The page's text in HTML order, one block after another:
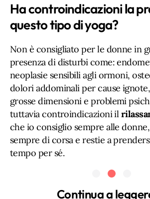
Ha controindicazioni la
questo tipo di yoga?
Non è consigliato per le donne in
presenza di disturbi come:
neoplasie sensibili agli ormoni,
dolori addominali per cause
grosse dimensioni e problemi
tuttavia controindicazioni il
che io consiglio sempre alle
sempre di corsa e restie a
tempo per sé.
Continua a